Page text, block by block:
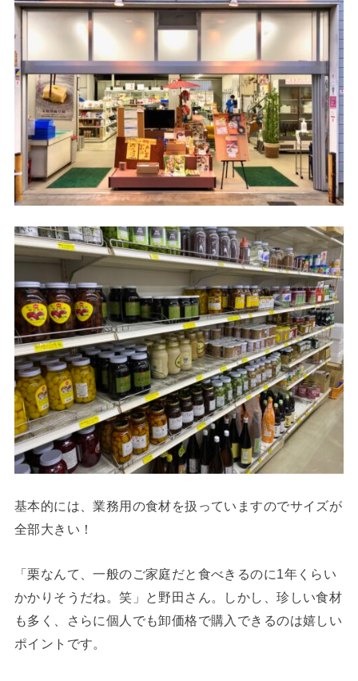
基本的には、業務用の食材を扱っていますのでサイズが
全部大きい！
「栗なんて、一般のご家庭だと食べきるのに1年くらい
かかりそうだね。笑」と野田さん。しかし、珍しい食材
も多く、さらに個人でも卸価格で購入できるのは嬉しい
ポイントです。